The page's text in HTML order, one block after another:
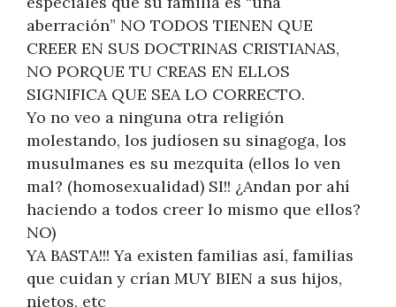
aberración” NO TODOS TIENEN QUE
CREER EN SUS DOCTRINAS CRISTIANAS,
NO PORQUE TU CREAS EN ELLOS
SIGNIFICA QUE SEA LO CORRECTO.
Yo no veo a ninguna otra religión
molestando, los judíosen su sinagoga, los
musulmanes es su mezquita (ellos lo ven
mal? (homosexualidad) SI!! ¿Andan por ahí
haciendo a todos creer lo mismo que ellos?
NO)
YA BASTA!!! Ya existen familias así, familias
que cuidan y crían MUY BIEN a sus hijos,
nietos, etc